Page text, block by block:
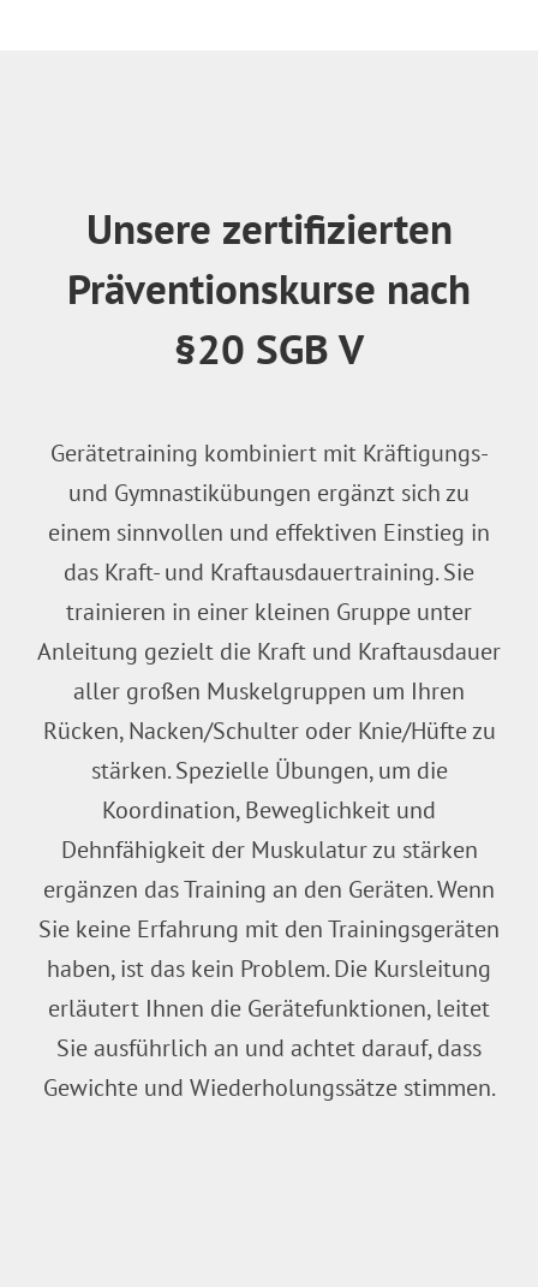
Unsere zertifizierten
Präventionskurse nach
§20 SGB V
Gerätetraining kombiniert mit Kräftigungs-
und Gymnastikübungen ergänzt sich zu
einem sinnvollen und effektiven Einstieg in
das Kraft- und Kraftausdauertraining. Sie
trainieren in einer kleinen Gruppe unter
Anleitung gezielt die Kraft und Kraftausdauer
aller großen Muskelgruppen um Ihren
Rücken, Nacken/Schulter oder Knie/Hüfte zu
stärken. Spezielle Übungen, um die
Koordination, Beweglichkeit und
Dehnfähigkeit der Muskulatur zu stärken
ergänzen das Training an den Geräten. Wenn
Sie keine Erfahrung mit den Trainingsgeräten
haben, ist das kein Problem. Die Kursleitung
erläutert Ihnen die Gerätefunktionen, leitet
Sie ausführlich an und achtet darauf, dass
Gewichte und Wiederholungssätze stimmen.